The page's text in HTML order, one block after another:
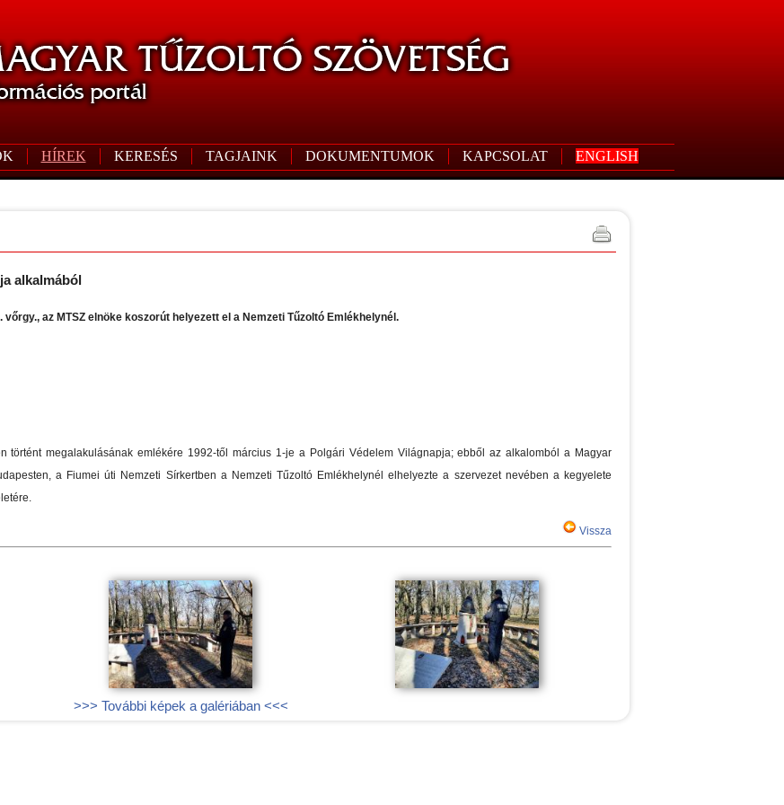
HÍREK KERESÉS TAGJAINK DOKUMENTUMOK KAPCSOLAT ENGLISH
alkalmából
vőrgy., az MTSZ elnöke koszorút helyezett el a Nemzeti Tűzoltó Emlékhelynél.
történt megalakulásának emlékére 1992-től március 1-je a Polgári Védelem Világnapja; ebből az alkalomból a Magyar
a Fiumei úti Nemzeti Sírkertben a Nemzeti Tűzoltó Emlékhelynél elhelyezte a szervezet nevében a kegyelete
Vissza
>>> További képek a galériában <<<